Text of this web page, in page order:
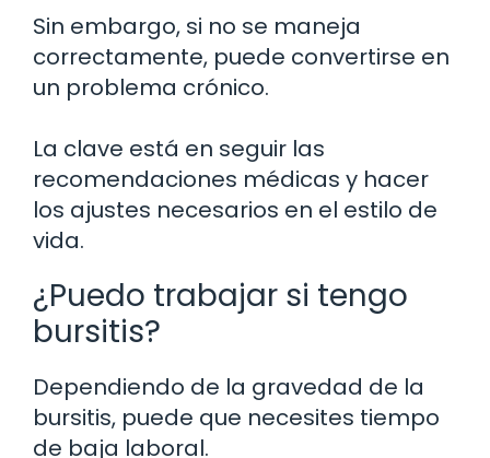
Sin embargo, si no se maneja
correctamente, puede convertirse en
un problema crónico.
La clave está en seguir las
recomendaciones médicas y hacer
los ajustes necesarios en el estilo de
vida.
¿Puedo trabajar si tengo
bursitis?
Dependiendo de la gravedad de la
bursitis, puede que necesites tiempo
de baja laboral.